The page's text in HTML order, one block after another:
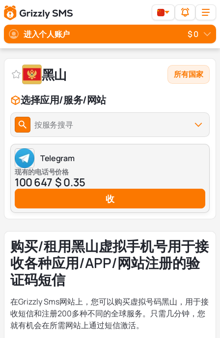
进入个人账户 $ 0
黑山 所有国家
选择应用/服务/网站
按服务搜寻
Telegram
现有的电话号
100 647
价格
$ 0.35
收
购买/租用黑山虚拟手机号用于接
收各种应用/APP/网站注册的验
证码短信
在Grizzly Sms网站上，您可以购买虚拟号码黑山，用于接
收短信和注册200多种不同的全球服务。只需几分钟，您
就有机会在所需网站上通过短信激活。